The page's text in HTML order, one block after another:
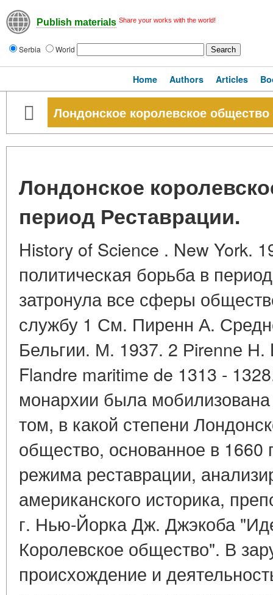
Publish materials Share your works with the world!
Serbia World
Home Authors Articles
Лондонское королевское
Лондонское
период Реставрации.
History of Science . New York.
политическая борьба в
затронула все сферы
службу 1 См. Пиренн А.
Бельгии. М. 1937. 2 Рirennе Н.
Flandre maritime de 1313 -
монархии была
том, в какой степени
общество, основанное в
режима реставрации,
американского историка,
г. Нью-Йорка Дж. Джэкоба
Королевское общество". В
происхождение и